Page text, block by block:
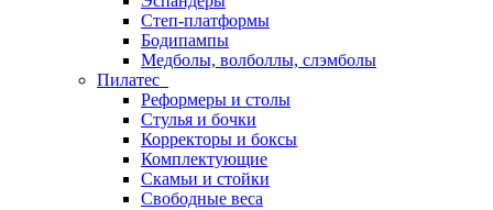
Степ-платформы
Бодипампы
Медболы, волболлы, слэмболы
Пилатес
Реформеры и столы
Стулья и бочки
Корректоры и боксы
Комплектующие
Скамьи и стойки
Свободные веса